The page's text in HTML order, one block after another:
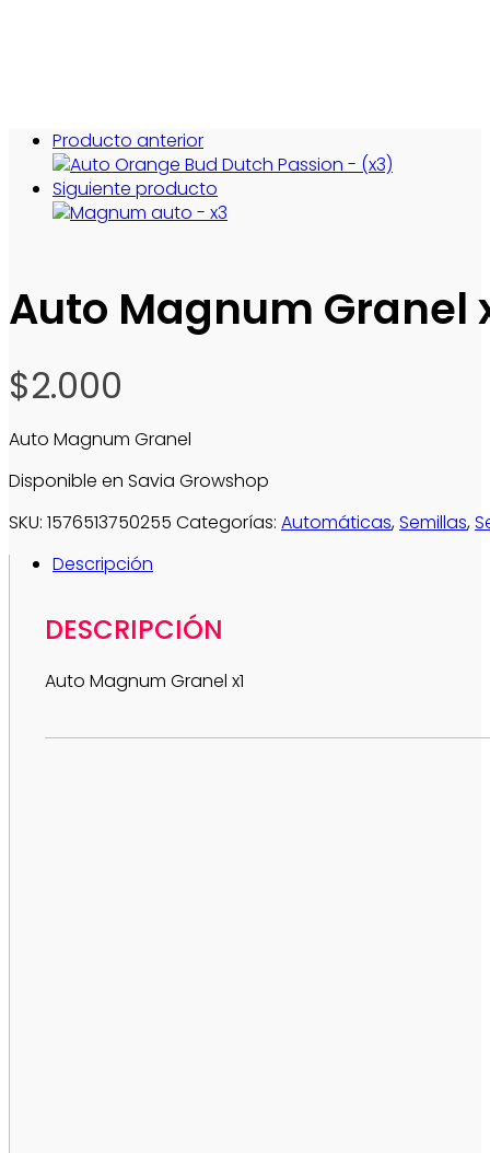
Producto anterior
Siguiente producto
Auto Magnum Granel
$2.000
Auto Magnum Granel
Disponible en Savia Growshop
SKU: 1576513750255 Categorías: Automáticas,Semillas,
Descripción
DESCRIPCIÓN
Auto Magnum Granel x1